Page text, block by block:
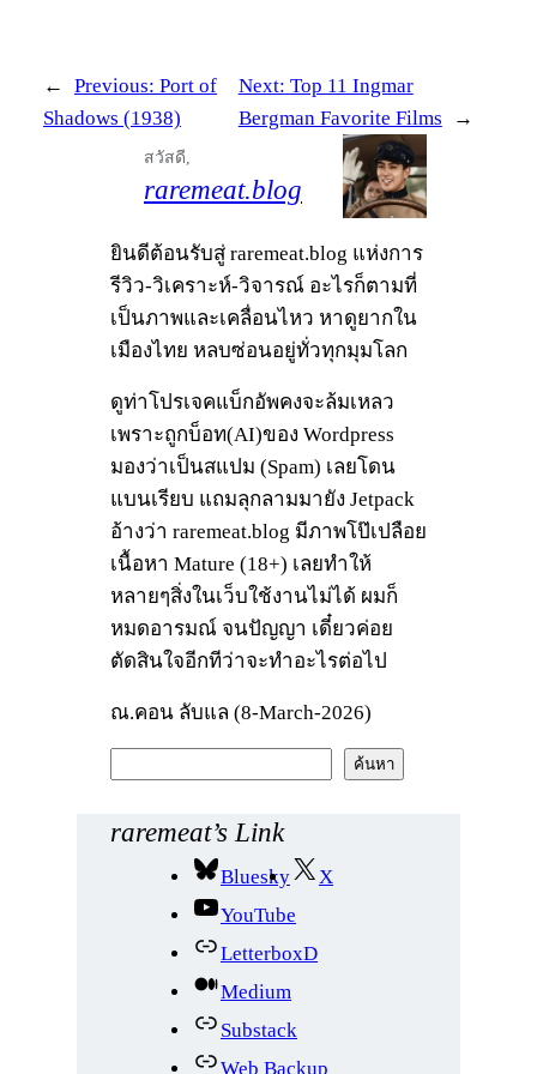
← Previous: Port of
Shadows (1938)
Next: Top 11 Ingmar
Bergman Favorite Films
→
สวัสดี,
raremeat.blog
ยินดีต้อนรับสู่ raremeat.blog แห่งการ
รีวิว-วิเคราะห์-วิจารณ์ อะไรก็ตามที่
เป็นภาพและเคลื่อนไหว หาดูยากใน
เมืองไทย หลบซ่อนอยู่ทั่วทุกมุมโลก
ดูท่าโปรเจคแบ็กอัพคงจะล้มเหลว
เพราะถูกบ็อท(AI)ของ Wordpress
มองว่าเป็นสแปม (Spam) เลยโดน
แบนเรียบ แถมลุกลามมายัง Jetpack
อ้างว่า raremeat.blog มีภาพโป๊เปลือย
เนื้อหา Mature (18+) เลยทำให้
หลายๆสิ่งในเว็บใช้งานไม่ได้ ผมก็
หมดอารมณ์ จนปัญญา เดี๋ยวค่อย
ตัดสินใจอีกทีว่าจะทำอะไรต่อไป
ณ.คอน ลับแล (8-March-2026)
ห
ค้นหา
raremeat’s Link
Bluesky
X
YouTube
LetterboxD
Medium
Substack
Web Backup